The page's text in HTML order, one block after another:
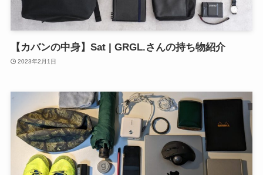
【カバンの中身】Sat | GRGL.さんの持ち物紹介
2023年2月1日